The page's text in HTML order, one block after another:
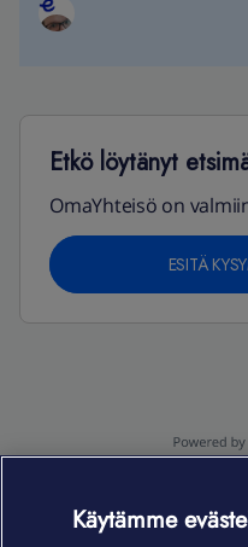
Etkö löytänyt
OmaYhteisö on
ESITÄ
Käytämme